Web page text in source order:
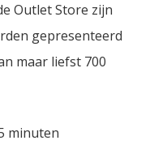
Outlet Store zijn
gepresenteerd
maar liefst 700
minuten